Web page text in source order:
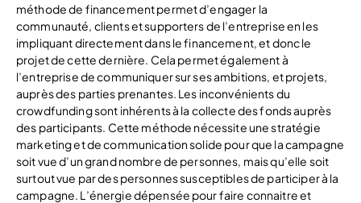
méthode de financement permet d’engager la
communauté, clients et supporters de l’entreprise en les
impliquant directement dans le financement, et donc le
projet de cette dernière. Cela permet également à
l’entreprise de communiquer sur ses ambitions, et projets,
auprès des parties prenantes. Les inconvénients du
crowdfunding sont inhérents à la collecte des fonds auprès
des participants. Cette méthode nécessite une stratégie
marketing et de communication solide pour que la campagne
soit vue d’un grand nombre de personnes, mais qu’elle soit
surtout vue par des personnes susceptibles de participer à la
campagne. L’énergie dépensée pour faire connaitre et